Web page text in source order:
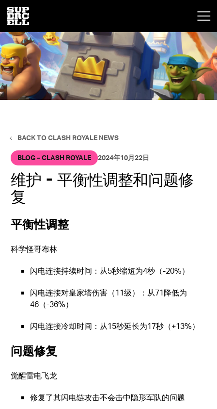
BACK TO CLASH ROYALE NEWS
BLOG – CLASH ROYALE 2024年10月22日
维护 - 平衡性调整和问题修
复
平衡性调整
科学怪哥布林
闪电连接持续时间：从5秒缩短为4秒（-20%）
闪电连接对皇家塔伤害（11级）：从71降低为
46（-36%）
闪电连接冷却时间：从15秒延长为17秒（+13%）
问题修复
觉醒雷电飞龙
修复了其闪电链攻击不会击中隐形军队的问题